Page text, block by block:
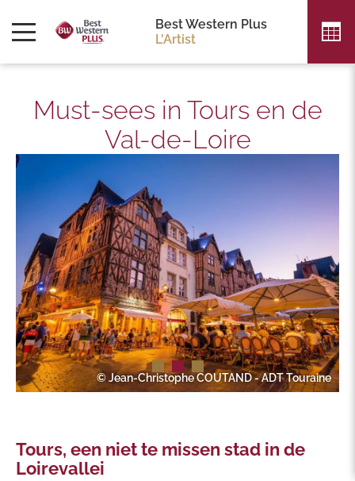
Best Western Plus
L'Artist
Must-sees in Tours en de
Val-de-Loire
© Jean-Christophe COUTAND - ADT Touraine
Tours, een niet te missen stad in de
Loirevallei